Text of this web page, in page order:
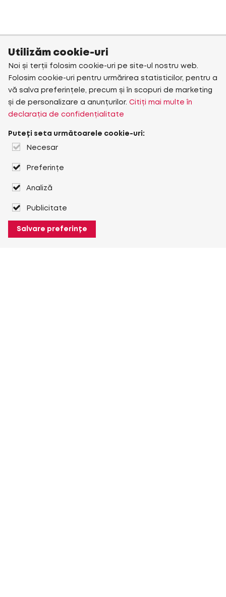
Utilizăm cookie-uri
Noi și terții folosim cookie-uri pe site-ul nostru web.
Folosim cookie-uri pentru urmărirea statisticilor, pentru a
vă salva preferințele, precum și în scopuri de marketing
și de personalizare a anunțurilor. Citiți mai multe în
declarația de confidențialitate
Puteți seta următoarele cookie-uri:
Necesar
Preferințe
Analiză
Publicitate
Salvare preferințe